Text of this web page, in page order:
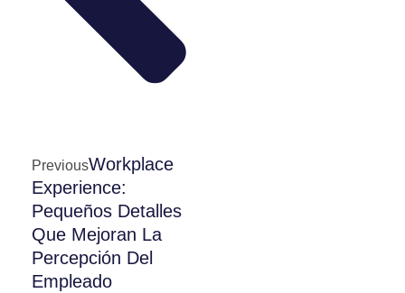
PreviousWorkplace
Experience:
Pequeños Detalles
Que Mejoran La
Percepción Del
Empleado